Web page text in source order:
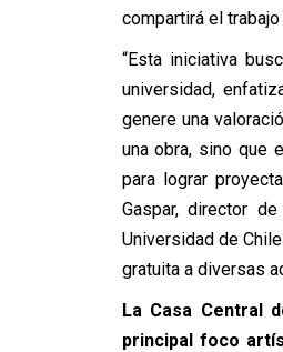
compartirá el
“Esta iniciativa
universidad,
genere una
una obra, sino que
para lograr
Gaspar, director
Universidad de
gratuita a diversas
La Casa Central
principal foco